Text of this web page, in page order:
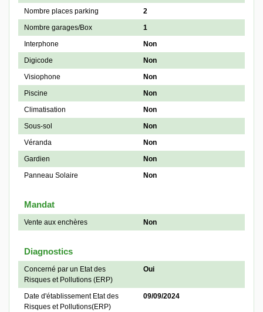
Nombre places parking
2
Nombre garages/Box
1
Interphone
Non
Digicode
Non
Visiophone
Non
Piscine
Non
Climatisation
Non
Sous-sol
Non
Véranda
Non
Gardien
Non
Panneau Solaire
Non
Mandat
Vente aux enchères Non
Diagnostics
Concerné par un Etat des
Risques et Pollutions (ERP)
Oui
Date d'établissement Etat des
Risques et Pollutions(ERP)
09/09/2024